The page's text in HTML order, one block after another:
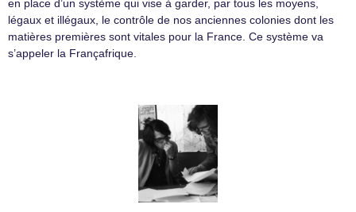
en place d’un système qui vise à garder, par tous les moyens,
légaux et illégaux, le contrôle de nos anciennes colonies dont les
matières premières sont vitales pour la France. Ce système va
s’appeler la Françafrique.